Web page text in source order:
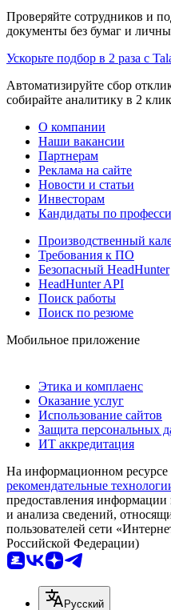
Проверяйте сотрудников и
документы без бумаг и
Ускорьте подбор в 2 раза с
Автоматизируйте сбор
собирайте аналитику в 2
О компании
Наши вакансии
Партнерам
Реклама на сайте
Новости и статьи
Инвесторам
Кандидаты по
Производственный
Требования к ПО
Безопасный HeadHunter
HeadHunter API
Поиск работы
Поиск по резюме
Мобильное приложение
Этика и комплаенс
Оказание услуг
Использование сайтов
Защита персональных
ИТ аккредитация
На информационном ресурсе
рекомендательные
предоставления информации
и анализа сведений,
пользователей сети
Российской Федерации)
Русский